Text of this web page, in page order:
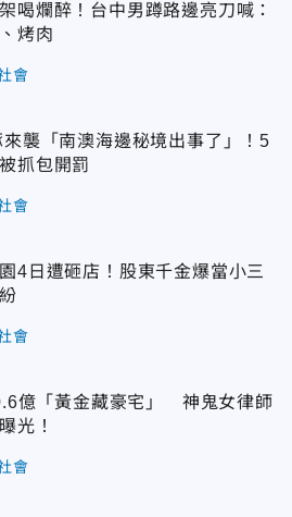
喝爛醉！台中男蹲路邊亮刀喊：
烤肉
會
來襲「南澳海邊秘境出事了」！5
抓包開罰
會
4日遭砸店！股東千金爆當小三
會
億「黃金藏豪宅」 神鬼女律師
光！
會